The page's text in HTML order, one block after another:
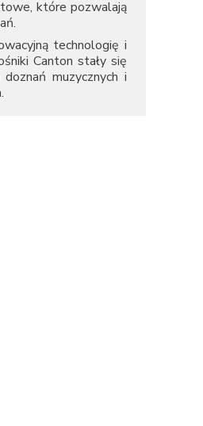
które pozwalają
technologię i
Canton stały się
muzycznych i